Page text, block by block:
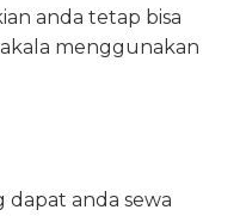
anda tetap bisa
menggunakan
dapat anda sewa